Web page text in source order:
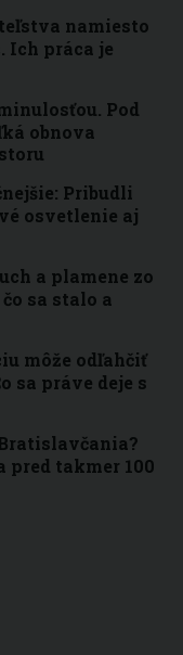
namiesto
Ich práca je
Pod
obnova
Pribudli
osvetlenie aj
a plamene zo
sa stalo a
môže odľahčiť
sa práve deje s
pred takmer 100